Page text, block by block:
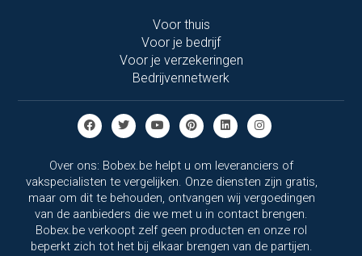
Voor thuis
Voor je bedrijf
Voor je verzekeringen
Bedrijvennetwerk
Over ons: Bobex.be helpt u om leveranciers of
vakspecialisten te vergelijken. Onze diensten zijn gratis,
maar om dit te behouden, ontvangen wij vergoedingen
van de aanbieders die we met u in contact brengen.
Bobex.be verkoopt zelf geen producten en onze rol
beperkt zich tot het bij elkaar brengen van de partijen.